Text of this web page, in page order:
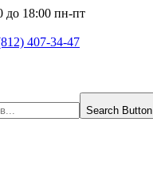
до 18:00 пн-пт
407-34-47
Search Button